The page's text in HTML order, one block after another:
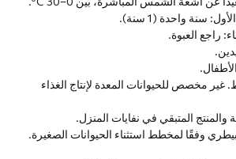
سنة واحدة (1 سنة).
راجع العبوة.
غير مخصص للحيوانات المعدة لإنتاج الغذاء
والمنتج المتبقي في نفايات المنزل.
وفقًا لمخطط استثناء الحيوانات الصغيرة.